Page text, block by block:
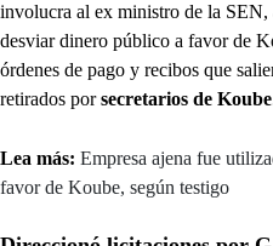
involucra al ex ministro de la SEN,
desviar dinero público a favor de
órdenes de pago y recibos que
retirados porsecretarios de Koube
Lea más: Empresa ajena fue
favor de Koube, según testigo